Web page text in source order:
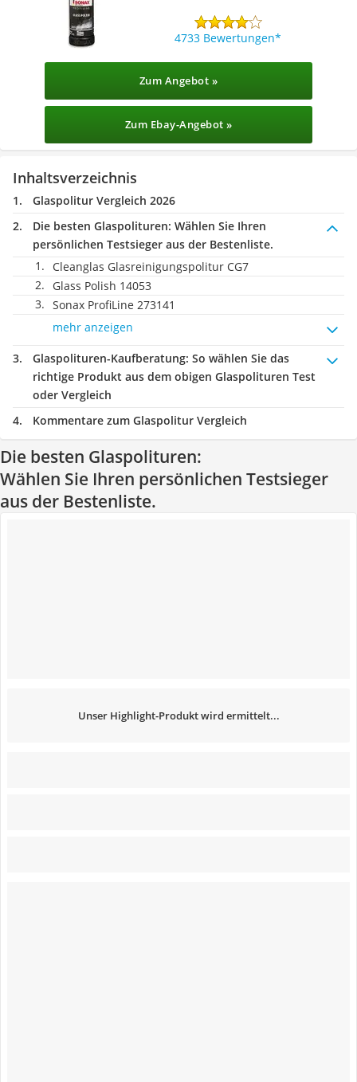
4733 Bewertungen
Zum Angebot »
Zum Ebay-Angebot »
Inhaltsverzeichnis
Glaspolitur Vergleich 2026
Die besten Glaspolituren: Wählen Sie Ihren
persönlichen Testsieger aus der Bestenliste.
Cleanglas Glasreinigungspolitur CG7
Glass Polish 14053
Sonax ProfiLine 273141
mehr anzeigen
Glaspolituren-Kaufberatung: So wählen Sie das
richtige Produkt aus dem obigen Glaspolituren Test
oder Vergleich
Kommentare zum Glaspolitur Vergleich
Die besten Glaspolituren:
Wählen Sie Ihren persönlichen Testsieger
aus der Bestenliste.
Unser Highlight-Produkt wird ermittelt...